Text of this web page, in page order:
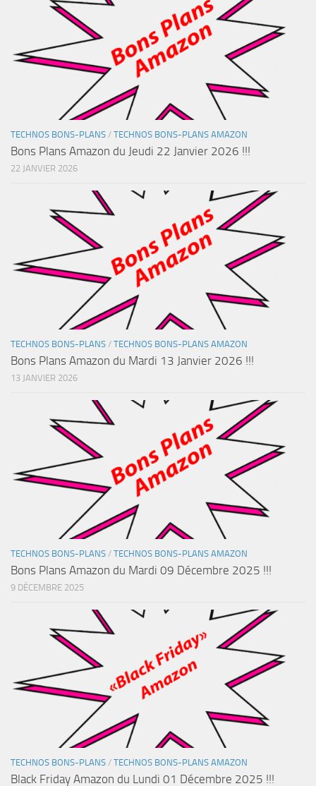
TECHNOS BONS-PLANS / TECHNOS BONS-PLANS AMAZON
Bons Plans Amazon du Jeudi 22 Janvier 2026 !!!
22 JANVIER 2026
TECHNOS BONS-PLANS / TECHNOS BONS-PLANS AMAZON
Bons Plans Amazon du Mardi 13 Janvier 2026 !!!
13 JANVIER 2026
TECHNOS BONS-PLANS / TECHNOS BONS-PLANS AMAZON
Bons Plans Amazon du Mardi 09 Décembre 2025 !!!
9 DÉCEMBRE 2025
TECHNOS BONS-PLANS / TECHNOS BONS-PLANS AMAZON
Black Friday Amazon du Lundi 01 Décembre 2025 !!!